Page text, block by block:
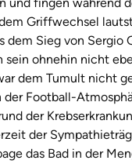
Griffwechsel
dem Sieg von Sergio
sein ohnehin nicht
dem Tumult nicht
der Football-
der
der
das Bad in der